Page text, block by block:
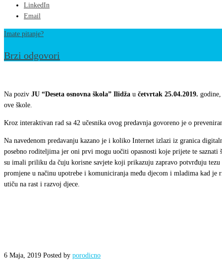
LinkedIn
Email
Imate pitanje?
Brzi odgovori
kao
stil
života“
Na poziv JU “Deseta osnovna škola” Ilidža u četvrtak 25.04.2019.
ove škole.
Kroz interaktivan rad sa 42 učesnika ovog predavnja govoreno je o
Na navedenom predavanju kazano je i koliko Internet izlazi iz granica
posebno roditeljima jer oni prvi mogu uočiti opasnosti koje prijete te
su imali priliku da čuju korisne savjete koji prikazuju zapravo potvrđuju
promjene u načinu upotrebe i komuniciranja među djecom i mladima kad
utiču na rast i razvoj djece.
6 Maja, 2019 Posted by porodicno